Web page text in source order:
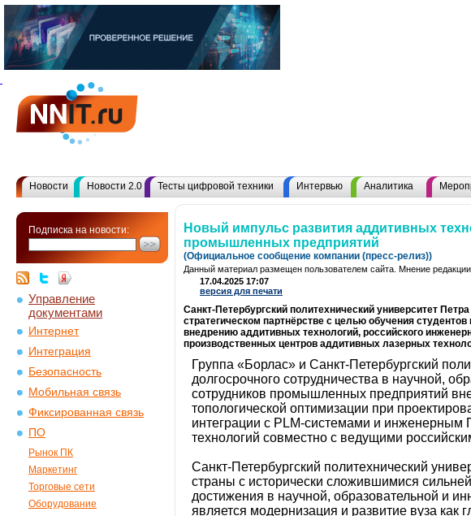
Новости Новости 2.0 Тесты цифровой техники Интервью Аналитика
Подписка на новости:
Управление
документами
Интернет
Интеграция
Безопасность
Мобильная связь
Фиксированная связь
ПО
Рынок ПК
Маркетинг
Торговые сети
Оборудование
Новый импульс развития аддитивных
промышленных предприятий
(Официальное сообщение компании (пресс-релиз))
Данный материал размещен пользователем сайта. Мнение
17.04.2025 17:07
версия для печати
Санкт-Петербургский политехнический университет
стратегическом партнёрстве с целью обучения
внедрению аддитивных технологий, российского
производственных центров аддитивных лазерных
Группа «Борлас» и Санкт-Петербургский
долгосрочного сотрудничества в научной,
сотрудников промышленных предприятий
топологической оптимизации при
интеграции с PLM-системами и инженерным
технологий совместно с ведущими
Санкт-Петербургский политехнический
страны с исторически сложившимися
достижения в научной, образовательной и
является модернизация и развитие вуза как